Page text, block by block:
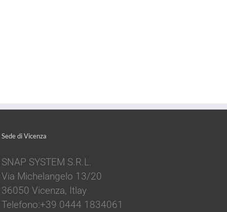
Sede di Vicenza
SNAP SYSTEM S.R.L.
Via Michelangelo 13/20
36050 Vicenza, Itlay
Telefono:+39 0444 1834061